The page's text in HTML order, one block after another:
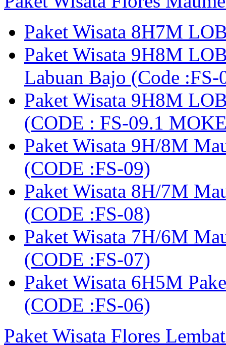
Paket Wisata 8H7M
Paket Wisata 9H8M
Labuan Bajo (Code
Paket Wisata 9H8M
(CODE : FS-09.1
Paket Wisata 9H/8M
(CODE :FS-09)
Paket Wisata 8H/7M
(CODE :FS-08)
Paket Wisata 7H/6M
(CODE :FS-07)
Paket Wisata 6H5M
(CODE :FS-06)
Paket Wisata Flores